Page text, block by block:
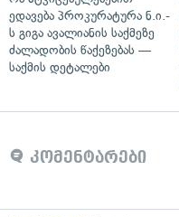
ედავება პროკურატურა ნ.ი.-
ს გიგა ავალიანის საქმეზე
ძალადობის წაქეზებას —
საქმის დეტალები
კომენტარები